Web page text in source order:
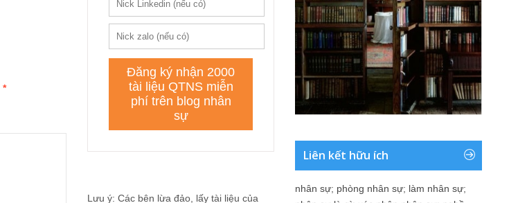
*
Lưu ý: Các bên lừa đảo, lấy tài liệu của
Liên kết hữu ích
nhân sự; phòng nhân sự; làm nhân sự;